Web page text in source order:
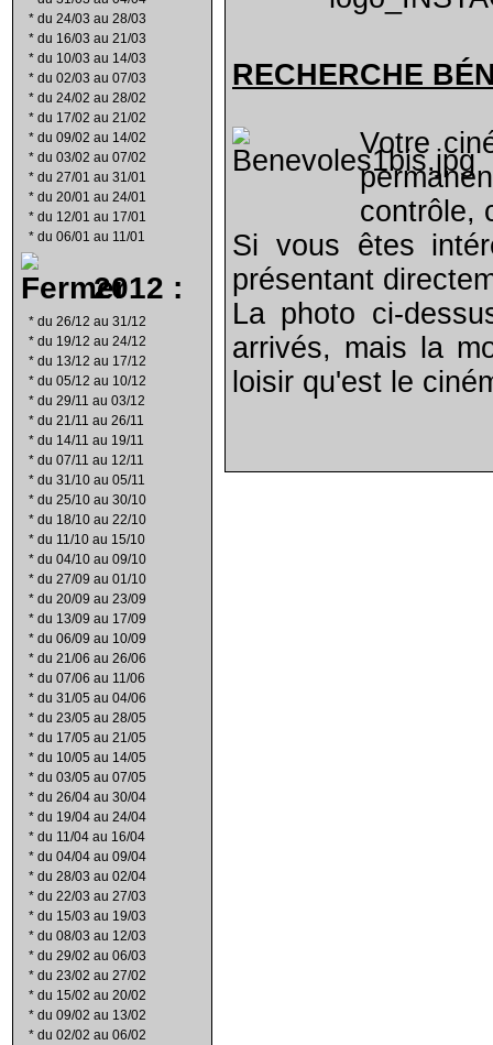
* du 24/03 au 28/03
* du 16/03 au 21/03
* du 10/03 au 14/03
* du 02/03 au 07/03
* du 24/02 au 28/02
* du 17/02 au 21/02
* du 09/02 au 14/02
* du 03/02 au 07/02
* du 27/01 au 31/01
* du 20/01 au 24/01
* du 12/01 au 17/01
* du 06/01 au 11/01
2012 :
* du 26/12 au 31/12
* du 19/12 au 24/12
* du 13/12 au 17/12
* du 05/12 au 10/12
* du 29/11 au 03/12
* du 21/11 au 26/11
* du 14/11 au 19/11
* du 07/11 au 12/11
* du 31/10 au 05/11
* du 25/10 au 30/10
* du 18/10 au 22/10
* du 11/10 au 15/10
* du 04/10 au 09/10
* du 27/09 au 01/10
* du 20/09 au 23/09
* du 13/09 au 17/09
* du 06/09 au 10/09
* du 21/06 au 26/06
* du 07/06 au 11/06
* du 31/05 au 04/06
* du 23/05 au 28/05
* du 17/05 au 21/05
* du 10/05 au 14/05
* du 03/05 au 07/05
* du 26/04 au 30/04
* du 19/04 au 24/04
* du 11/04 au 16/04
* du 04/04 au 09/04
* du 28/03 au 02/04
* du 22/03 au 27/03
* du 15/03 au 19/03
* du 08/03 au 12/03
* du 29/02 au 06/03
* du 23/02 au 27/02
* du 15/02 au 20/02
* du 09/02 au 13/02
* du 02/02 au 06/02
RECHERCHE BÉ
Votre
contrôle,
Si vous êtes
présentant
La photo ci-
arrivés, mais la
loisir qu'est le